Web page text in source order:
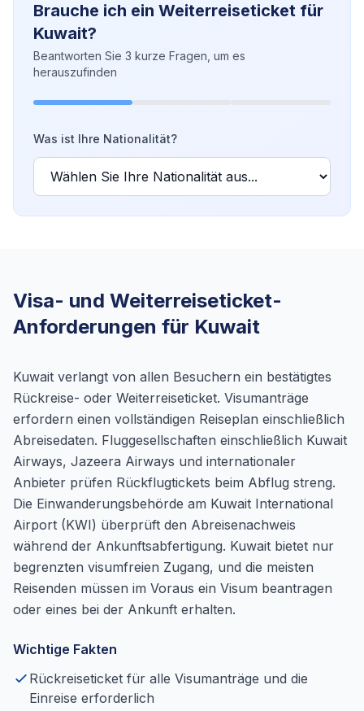
Brauche ich ein Weiterreiseticket für
Kuwait?
Beantworten Sie 3 kurze Fragen, um es
herauszufinden
Was ist Ihre Nationalität?
Visa- und Weiterreiseticket-
Anforderungen für Kuwait
Kuwait verlangt von allen Besuchern ein bestätigtes
Rückreise- oder Weiterreiseticket. Visumanträge
erfordern einen vollständigen Reiseplan einschließlich
Abreisedaten. Fluggesellschaften einschließlich Kuwait
Airways, Jazeera Airways und internationaler
Anbieter prüfen Rückflugtickets beim Abflug streng.
Die Einwanderungsbehörde am Kuwait International
Airport (KWI) überprüft den Abreisenachweis
während der Ankunftsabfertigung. Kuwait bietet nur
begrenzten visumfreien Zugang, und die meisten
Reisenden müssen im Voraus ein Visum beantragen
oder eines bei der Ankunft erhalten.
Wichtige Fakten
Rückreiseticket für alle Visumanträge und die
Einreise erforderlich